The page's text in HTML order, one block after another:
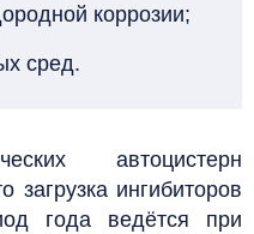
коррозии;
сред.
автоцистерн
загрузка ингибиторов
года ведётся при